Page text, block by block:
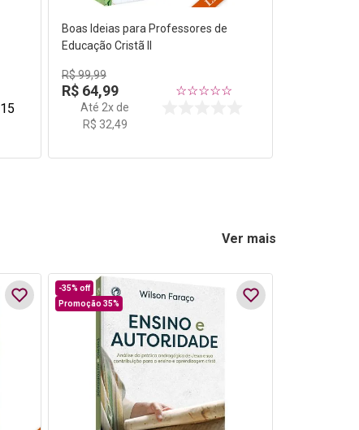
15
Boas Ideias para Professores de
Educação Cristã II
R$99,99
R$ 64,99
Até 2x de
R$ 32,49
☆☆☆☆☆
Ver mais
-35% off
Promoção 35%